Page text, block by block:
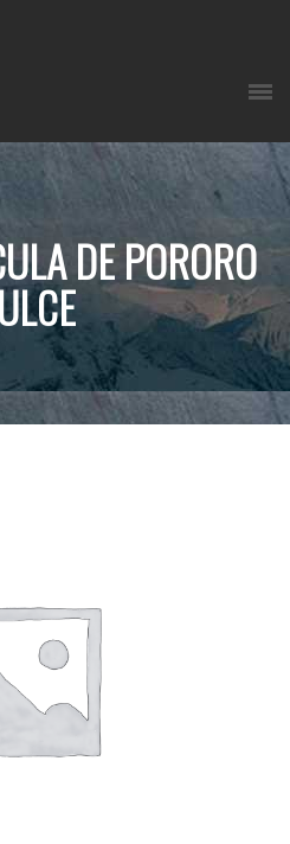
DE PORORO